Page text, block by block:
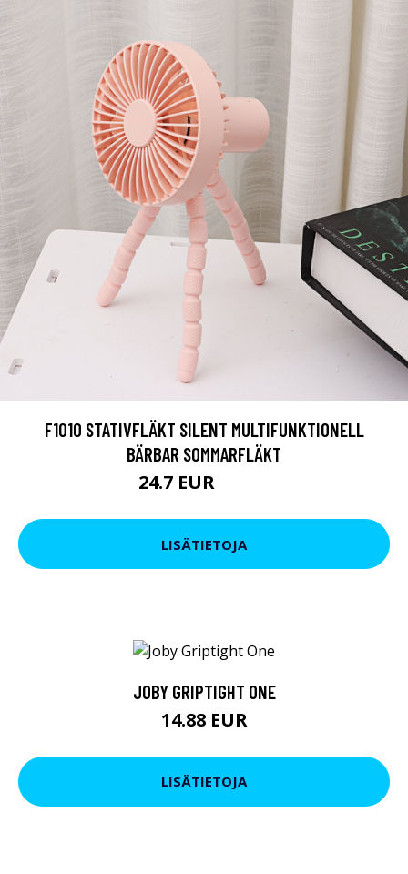
F1010 STATIVFLÄKT SILENT MULTIFUNKTIONELL
BÄRBAR SOMMARFLÄKT
24.7 EUR
LISÄTIETOJA
JOBY GRIPTIGHT ONE
14.88 EUR
LISÄTIETOJA